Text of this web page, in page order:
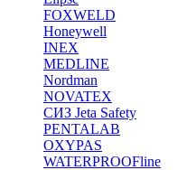
FOXWELD
Honeywell
INEX
MEDLINE
Nordman
NOVATEX
СИЗ Jeta Safety
PENTALAB
OXYPAS
WATERPROOFline